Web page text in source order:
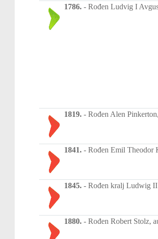
1786. - Rođen Ludvig I
1819. - Rođen Alen
1841. - Rođen Emil Theodor
1845. - Rođen kralj Ludwig
1880. - Rođen Robert Stolz,